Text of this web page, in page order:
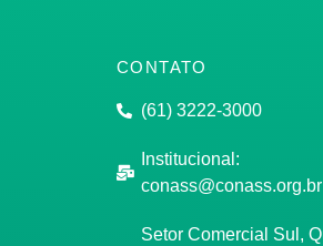
CONTATO
(61) 3222-3000
Institucional:
conass@conass.org.br
Setor Comercial Sul,